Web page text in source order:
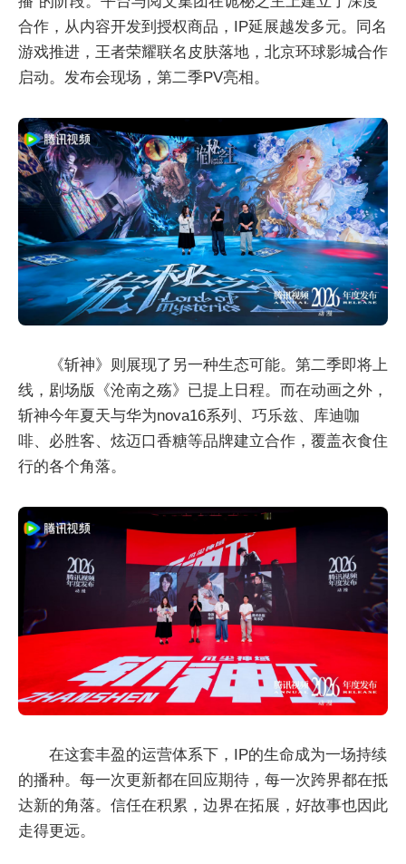
合作，从内容开发到授权商品，IP延展越发多元。同名
游戏推进，王者荣耀联名皮肤落地，北京环球影城合作
启动。发布会现场，第二季PV亮相。
《斩神》则展现了另一种生态可能。第二季即将上
线，剧场版《沧南之殇》已提上日程。而在动画之外，
斩神今年夏天与华为nova16系列、巧乐兹、库迪咖
啡、必胜客、炫迈口香糖等品牌建立合作，覆盖衣食住
行的各个角落。
在这套丰盈的运营体系下，IP的生命成为一场持续
的播种。每一次更新都在回应期待，每一次跨界都在抵
达新的角落。信任在积累，边界在拓展，好故事也因此
走得更远。